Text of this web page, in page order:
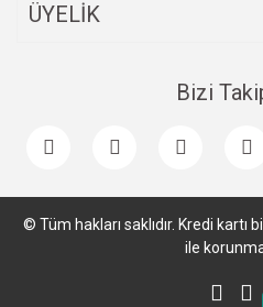
ÜYELİK
Bizi
© Tüm hakları saklıdır. Kredi kartı
ile